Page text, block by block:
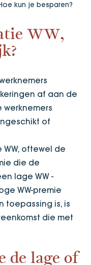
kun je besparen?
WW,
af aan de
werknemers
of
WW, oftewel de
die de
lage WW -
WW-premie
toepassing is, is
die met
de lage of